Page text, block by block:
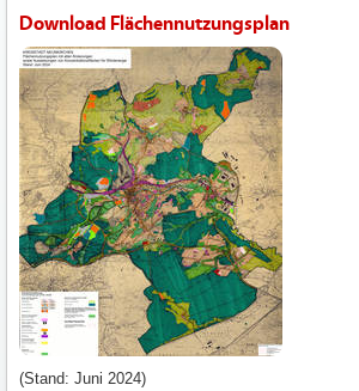
Download Flächennutzungsplan
(Stand: Juni 2024)